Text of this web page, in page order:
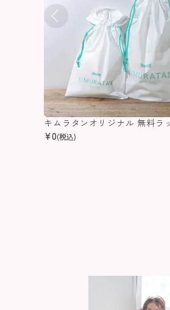
キムラタンオリジナル 無料ラ
¥0(税込)